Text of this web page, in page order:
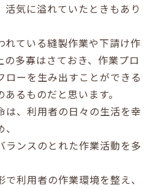
活気に溢れていたときもあり
れている縫製作業や下請け作
の多寡はさておき、作業プロ
ローを生み出すことができる
るものだと思います。
は、利用者の日々の生活を幸
ランスのとれた作業活動を多
利用者の作業環境を整え、